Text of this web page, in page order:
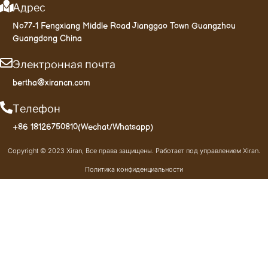
Адрес
No77-1 Fengxiang Middle Road Jianggao Town Guangzhou
Guangdong China
Электронная почта
bertha@xirancn.com
Телефон
+86 18126750810(Wechat/Whatsapp)
Copyright © 2023 Xiran, Все права защищены. Работает под управлением Xiran.
Политика конфиденциальности